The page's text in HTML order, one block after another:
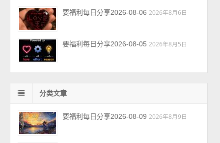
要福利每日分享2026-08-06 2026年8月6日
要福利每日分享2026-08-05 2026年8月5日
分类文章
要福利每日分享2026-08-09 2026年8月9日